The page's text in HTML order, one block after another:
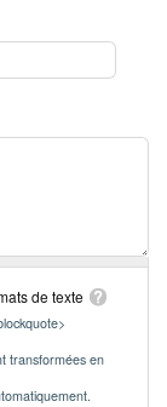
de texte
transformées en